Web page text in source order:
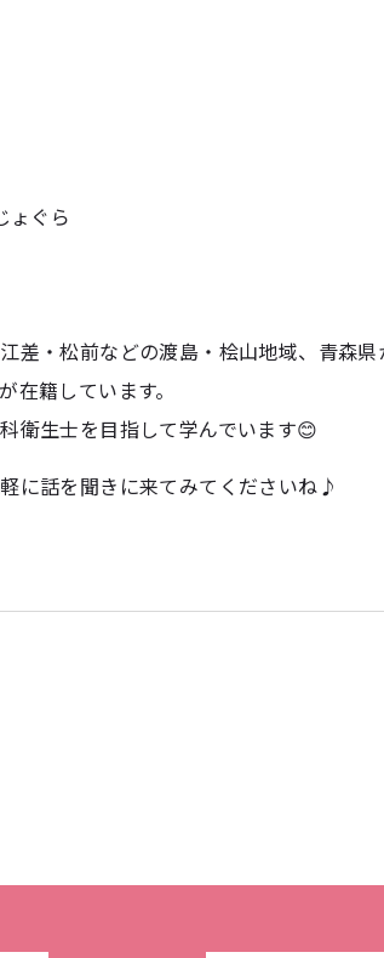
ょぐら
差・松前などの渡島・桧山地域、青森
籍しています。
衛生士を目指して学んでいます😊
に話を聞きに来てみてくださいね♪